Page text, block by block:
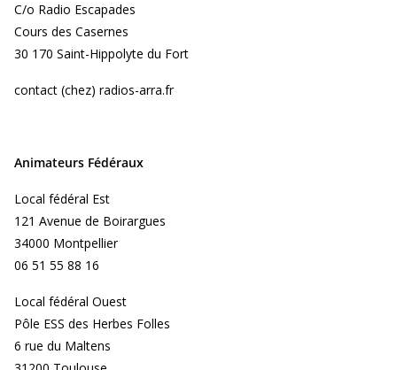
C/o Radio Escapades
Cours des Casernes
30 170 Saint-Hippolyte du Fort
contact (chez) radios-arra.fr
Animateurs Fédéraux
Local fédéral Est
121 Avenue de Boirargues
34000 Montpellier
06 51 55 88 16
Local fédéral Ouest
Pôle ESS des Herbes Folles
6 rue du Maltens